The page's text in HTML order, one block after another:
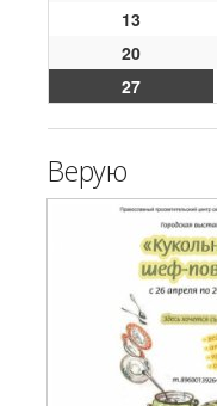
13
20
27
Верую